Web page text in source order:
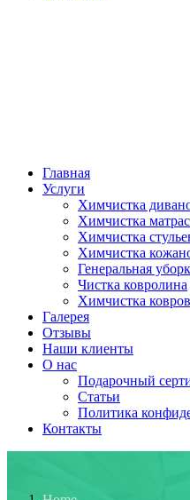
Главная
Услуги
Химчистка
Химчистка
Химчистка
Химчистка
Генеральная
Чистка ковролина
Химчистка ковров
Галерея
Отзывы
Наши клиенты
О нас
Подарочный
Статьи
Политика
Контакты